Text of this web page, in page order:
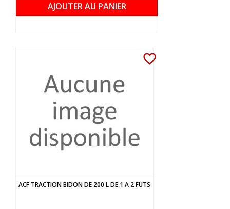
AJOUTER AU PANIER
favorite_border
ACF TRACTION BIDON DE 200 L DE 1 A 2 FUTS